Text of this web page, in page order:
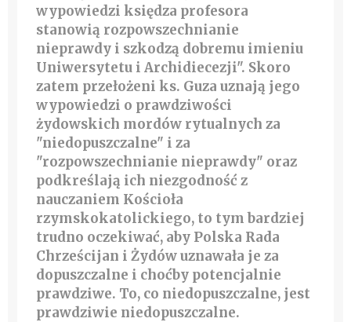
wypowiedzi księdza profesora
stanowią rozpowszechnianie
nieprawdy i szkodzą dobremu imieniu
Uniwersytetu i Archidiecezji". Skoro
zatem przełożeni ks. Guza uznają jego
wypowiedzi o prawdziwości
żydowskich mordów rytualnych za
"niedopuszczalne" i za
"rozpowszechnianie nieprawdy" oraz
podkreślają ich niezgodność z
nauczaniem Kościoła
rzymskokatolickiego, to tym bardziej
trudno oczekiwać, aby Polska Rada
Chrześcijan i Żydów uznawała je za
dopuszczalne i choćby potencjalnie
prawdziwe. To, co niedopuszczalne, jest
prawdziwie niedopuszczalne.